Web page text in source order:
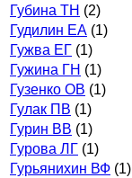
Губина ТН (2)
Гудилин ЕА (1)
Гужва ЕГ (1)
Гужина ГН (1)
Гузенко ОВ (1)
Гулак ПВ (1)
Гурин ВВ (1)
Гурова ЛГ (1)
Гурьянихин ВФ (1)